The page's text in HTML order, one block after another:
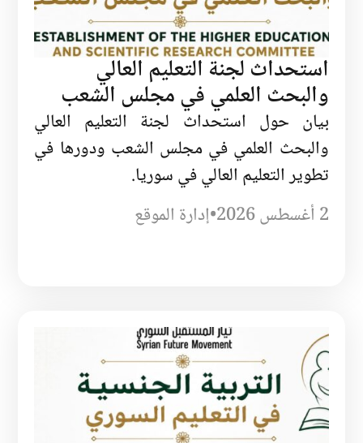
استحداث لجنة التعليم العالي
والبحث العلمي في مجلس الشعب
بيان حول استحداث لجنة التعليم العالي
والبحث العلمي في مجلس الشعب ودورها في
تطوير التعليم العالي في سوريا.
2 أغسطس 2026
•إدارة الموقع